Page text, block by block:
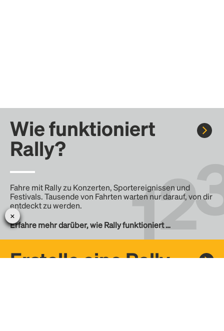
Wie funktioniert
Rally?
Fahre mit Rally zu Konzerten, Sportereignissen und
Festivals. Tausende von Fahrten warten nur darauf, von dir
entdeckt zu werden.
Erfahre mehr darüber, wie Rally funktioniert …
Erstelle eine Rally